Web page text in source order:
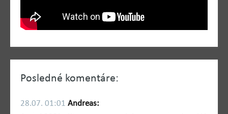
Posledné komentáre:
28.07. 01:01 Andreas: